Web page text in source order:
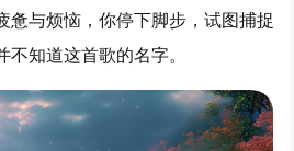
惫与烦恼，你停下脚步，试图捕捉
知道这首歌的名字。